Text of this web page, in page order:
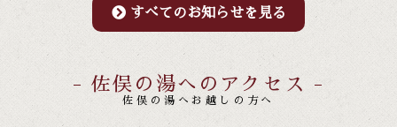
すべてのお知らせを見る
- 佐俣の湯へのアクセス -
佐俣の湯へお越しの方へ